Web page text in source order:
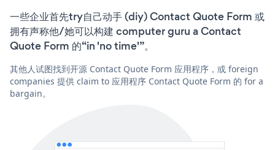
一些企业首先try自己动手 (diy) Contact Quote Form 或
拥有声称他/她可以构建 computer guru a Contact
Quote Form 的“in 'no time'”。
其他人试图找到开源 Contact Quote Form 应用程序，或 foreign
companies 提供 claim to 应用程序 Contact Quote Form 的 for a
bargain。